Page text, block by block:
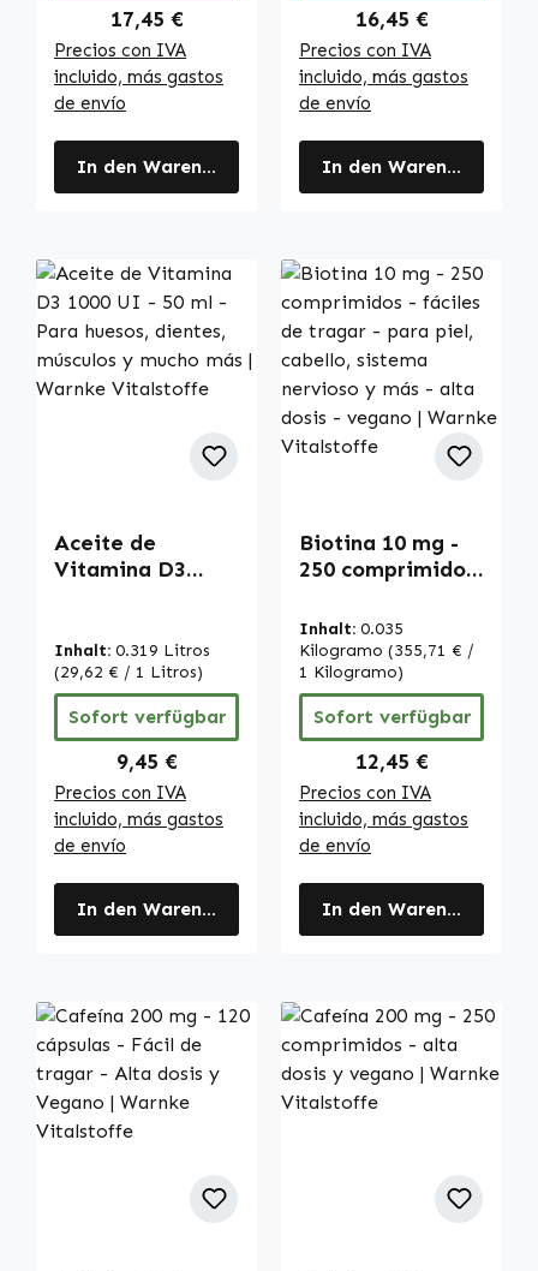
Regulärer Preis:
17,45 €
Precios con IVA
incluido, más gastos
de envío
In den Warenkorb
Regulärer Preis:
16,45 €
Precios con IVA
incluido, más gastos
de envío
In den Warenkorb
Aceite de
Vitamina D3
dientes, músculos
y mucho más |
Warnke
Vitalstoffe
Inhalt: 0.319 Litros
(29,62 € / 1 Litros)
Sofort verfügbar
Regulärer Preis:
9,45 €
Precios con IVA
incluido, más gastos
de envío
In den Warenkorb
Biotina 10 mg -
250 comprimidos
tragar - para
piel, cabello,
sistema nervioso
y más - alta dosis
- vegano |
Warnke
Vitalstoffe
Inhalt: 0.035
Kilogramo (355,71 € /
1 Kilogramo)
Sofort verfügbar
Regulärer Preis:
12,45 €
Precios con IVA
incluido, más gastos
de envío
In den Warenkorb